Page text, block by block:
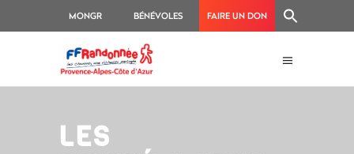
MONGR BÉNÉVOLES FAIRE UN DON
LES